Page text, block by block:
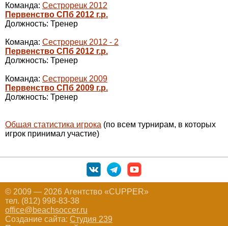
Команда: Сестрорецк 2012
Первенство СПб 2012 г.р.
Должность: Тренер
Команда: Сестрорецк 2012 - 2
Первенство СПб 2012 г.р.
Должность: Тренер
Команда: Сестрорецк 2009
Первенство СПб 2009 г.р.
Должность: Тренер
Общая статистика игрока (по всем турнирам, в которых
игрок принимал участие)
© 2009 — 2026 Агентство «CUPPER»
тел. (812) 998-83-38
office@beachsoccer.ru
Создание сайта: Студия 239